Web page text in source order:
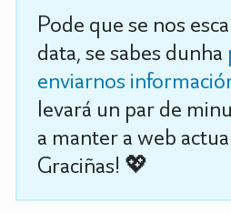
Pode que se nos
data, se sabes dunha
enviarnos
levará un par de
a manter a web
Graciñas! 💖